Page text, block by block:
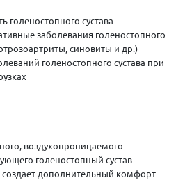
голеностопного сустава
заболевания голеностопного
синовиты и др.)
голеностопного сустава при
воздухопроницаемого
голеностопный сустав
создает дополнительный комфорт